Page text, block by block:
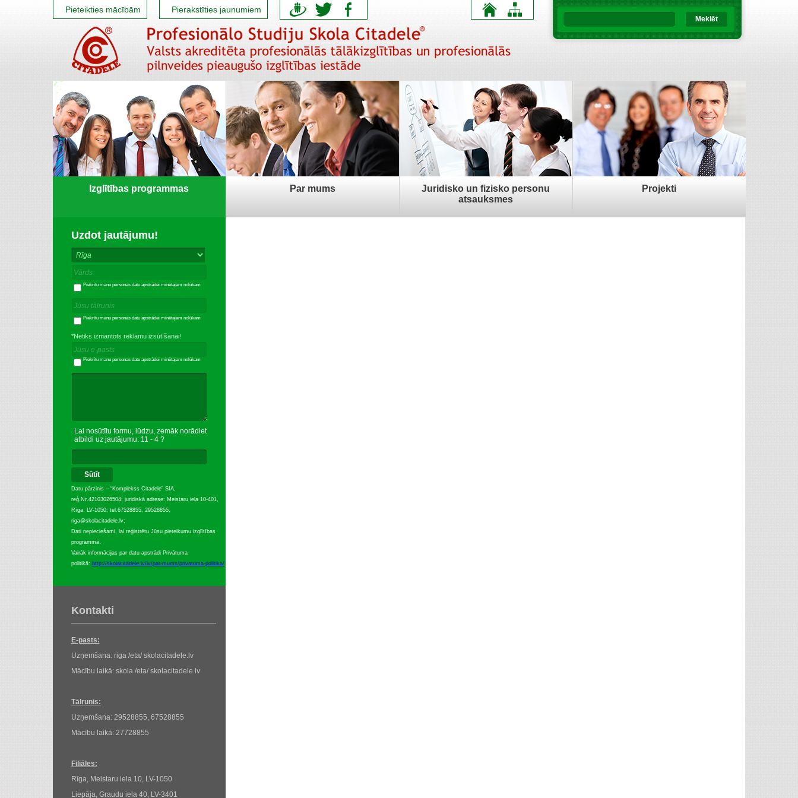
Pieteikties mācībām Pierakstīties jaunumiem
Meklēt
Izglītības programmas Par mums
Juridisko un fizisko personu
atsauksmes
Projekti
Uzdot jautājumu!
Piekrītu manu personas datu apstrādei minētajam nolūkam
Piekrītu manu personas datu apstrādei minētajam nolūkam
*Netiks izmantots reklāmu izsūtīšanai!
Piekrītu manu personas datu apstrādei minētajam nolūkam
Lai nosūtītu formu, lūdzu, zemāk norādiet
atbildi uz jautājumu: 11 - 4 ?
Sūtīt
Datu pārzinis – “Komplekss Citadele” SIA,
reģ.Nr.42103026504; juridiskā adrese: Meistaru iela 10-401,
Rīga, LV-1050; tel.67528855, 29528855,
riga@skolacitadele.lv;
Dati nepieciešami, lai reģistrētu Jūsu pieteikumu izglītības
programmā.
Vairāk informācijas par datu apstrādi Privātuma
politikā: http://skolacitadele.lv/lv/par-mums/privatuma-politika/
Kontakti
E-pasts:
Uzņemšana: riga /eta/ skolacitadele.lv
Mācību laikā: skola /eta/ skolacitadele.lv
Tālrunis:
Uzņemšana: 29528855, 67528855
Mācību laikā: 27728855
Filiāles:
Rīga, Meistaru iela 10, LV-1050
Liepāja, Graudu iela 40, LV-3401